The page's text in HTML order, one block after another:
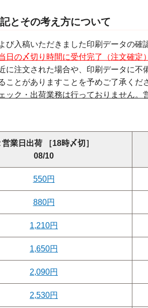
とその考え方について
び入稿いただきました印刷データの
日の〆切り時間に受付完了（注文確定）
に注文された場合や、印刷データに
ことがありますことを予めご了承くだ
ック・出荷業務は行っておりません。
営業日出荷 ［18時〆切］
08/10
550円
880円
1,210円
1,650円
2,090円
2,530円